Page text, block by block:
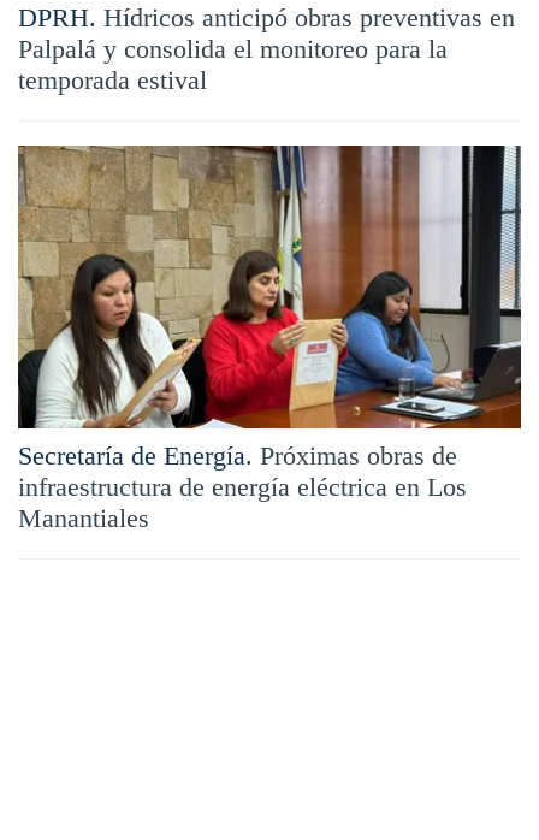
DPRH. Hídricos anticipó obras preventivas en
Palpalá y consolida el monitoreo para la
temporada estival
Secretaría de Energía. Próximas obras de
infraestructura de energía eléctrica en Los
Manantiales